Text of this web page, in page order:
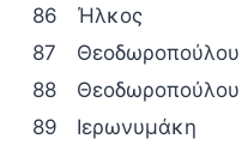
86
Ήλκος
87
Θεοδωροπούλου
88
Θεοδωροπούλου
89
Ιερωνυμάκη